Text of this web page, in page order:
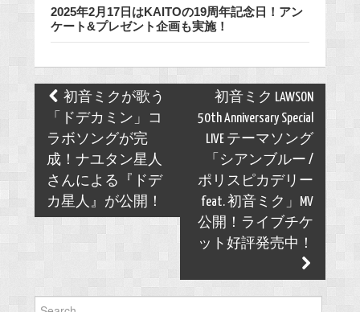
2025年2月17日はKAITOの19周年記念日！アン
ケート&プレゼント企画も実施！
Post
navigation
初音ミクが歌う
「ドデカミン」コ
ラボソングが完
成！ナユタン星人
さんによる『ドデ
カ星人』が公開！
初音ミク LAWSON
50th Anniversary Special
LIVE テーマソング
「シアンブルー /
ポリスピカデリー
feat. 初音ミク」MV
公開！ライブチケ
ット好評発売中！